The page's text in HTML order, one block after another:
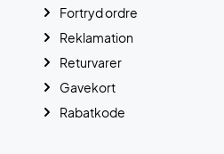
Fortryd ordre
Reklamation
Returvarer
Gavekort
Rabatkode